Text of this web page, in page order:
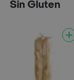
Sin Gluten